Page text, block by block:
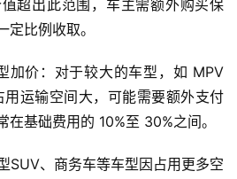
超出此范围，车主需额外购买保
比例收取。
加价：对于较大的车型，如 MPV
运输空间大，可能需要额外支付
在基础费用的 10%至 30%之间。
SUV、商务车等车型因占用更多空